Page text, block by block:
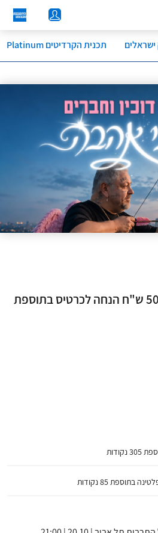
ישראלים תכנית הקרדיטים Platinum
ארכדי דוכין וחברים - 50 ש"ח הנחה לכרטיס בתוספת
בתוספת 85 נקודות